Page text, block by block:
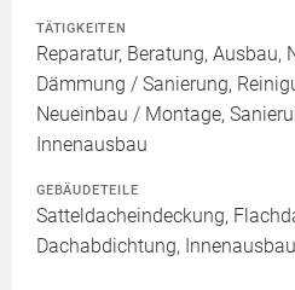
TÄTIGKEITEN
Reparatur, Beratung, Ausbau,
Dämmung / Sanierung,
Neueinbau / Montage,
Innenausbau
GEBÄUDETEILE
Satteldacheindeckung,
Dachabdichtung, Innenausbau